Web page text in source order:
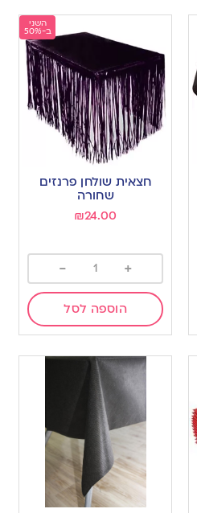
השני
ב-50%
חצאית שולחן פרנזים
שחורה
₪24.00
+
-
הוספה לסל